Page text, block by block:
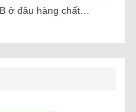
ở đâu hàng chất…